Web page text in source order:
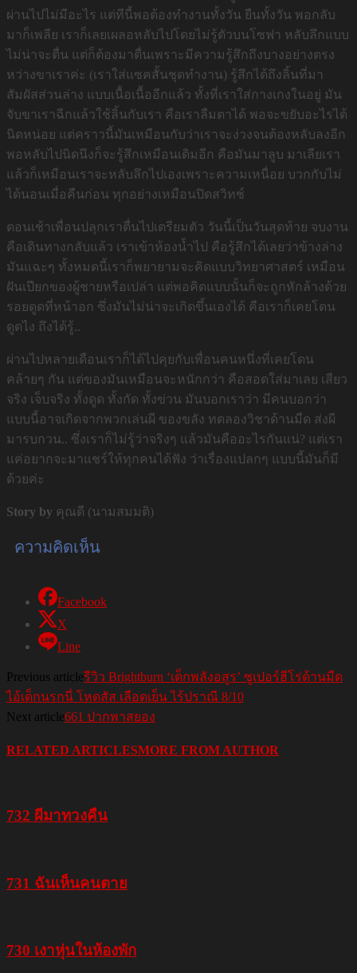
ผ่านไปไม่มีอะไร แต่ทีนี้พอต้องทำงานทั้งวัน ยืนทั้งวัน พอกลับ
มาก็เพลีย เราก็เลยเผลอหลับไปโดยไม่รู้ตัวบนโซฟา หลับลึกแบบ
ไม่น่าจะตื่น แต่ก็ต้องมาตื่นเพราะมีความรู้สึกถึงบางอย่างตรง
หว่างขาเราค่ะ (เราใส่แซคสั้นชุดทำงาน) รู้สึกได้ถึงลิ้นที่มา
สัมผัสส่วนล่าง แบบเนื้อเนื้ออีกแล้ว ทั้งที่เราใส่กางเกงในอยู่ มัน
จับขาเราฉีกแล้วใช้ลิ้นกับเรา คือเราลืมตาได้ พอจะขยับอะไรได้
นิดหน่อย แต่คราวนี้มันเหมือนกับว่าเราจะง่วงจนต้องหลับลงอีก
พอหลับไปนิดนึงก็จะรู้สึกเหมือนเดิมอีก คือมันมาลูบ มาเลียเรา
แล้วก็เหมือนเราจะหลับลึกไปเองเพราะความเหนื่อย บวกกับไม่
ได้นอนเมื่อคืนก่อน ทุกอย่างเหมือนปิดสวิทช์
ตอนเช้าเพื่อนปลุกเราตื่นไปเตรียมตัว วันนี้เป็นวันสุดท้าย จบงาน
คือเดินทางกลับแล้ว เราเข้าห้องน้ำไป คือรู้สึกได้เลยว่าข้างล่าง
มันแฉะๆ ทั้งหมดนี้เราก็พยายามจะคิดแบบวิทยาศาสตร์ เหมือน
ฝันเปียกของผู้ชายหรือเปล่า แต่พอคิดแบบนั้นก็จะถูกหักล้างด้วย
รอยดูดที่หน้าอก ซึ่งมันไม่น่าจะเกิดขึ้นเองได้ คือเราก็เคยโดน
ดูดไง ถึงได้รู้..
ผ่านไปหลายเดือนเราก็ได้ไปคุยกับเพื่อนคนหนึ่งที่เคยโดน
คล้ายๆ กัน แต่ของมันเหมือนจะหนักกว่า คือสอดใส่มาเลย เสียว
จริง เจ็บจริง ทั้งดูด ทั้งกัด ทั้งข่วน มันบอกเราว่า มีคนบอกว่า
แบบนี้อาจเกิดจากพวกเล่นผี ของขลัง ทดลองวิชาด้านมืด ส่งผี
มารบกวน.. ซึ่งเราก็ไม่รู้ว่าจริงๆ แล้วมันคืออะไรกันแน่? แต่เรา
แค่อยากจะมาแชร์ให้ทุกคนได้ฟัง ว่าเรื่องแปลกๆ แบบนี้มันก็มี
ด้วยค่ะ
Story by คุณดี (นามสมมติ)
ความคิดเห็น
Facebook
X
Line
Previous articleรีวิว Brightburn ‘เด็กพลังอสูร’ ซูเปอร์ฮีโร่ด้านมืด
ไอ้เด็กนรกนี่ โหดสัส เลือดเย็น ไร้ปราณี 8/10
Next article661 ปากพาสยอง
RELATED ARTICLESMORE FROM AUTHOR
732 ผีมาทวงคืน
731 ฉันเห็นคนตาย
730 เงาหุ่นในห้องพัก